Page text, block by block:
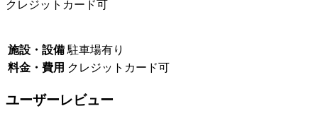
クレジットカード可
施設・設備 駐車場有り
料金・費用 クレジットカード可
ユーザーレビュー